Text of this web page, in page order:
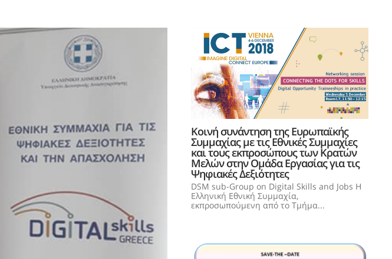
Κοινή συνάντηση της Ευρωπαϊκής
Συμμαχίας με τις Εθνικές Συμμαχίες
και τους εκπροσώπους των Κρατών
Μελών στην Ομάδα Εργασίας για τις
Ψηφιακές Δεξιότητες
DSM sub-Group on Digital Skills and Jobs Η
Ελληνική Εθνική Συμμαχία,
εκπροσωπούμενη από το Τμήμα...